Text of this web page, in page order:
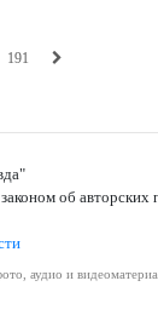
191
об авторских
аудио и